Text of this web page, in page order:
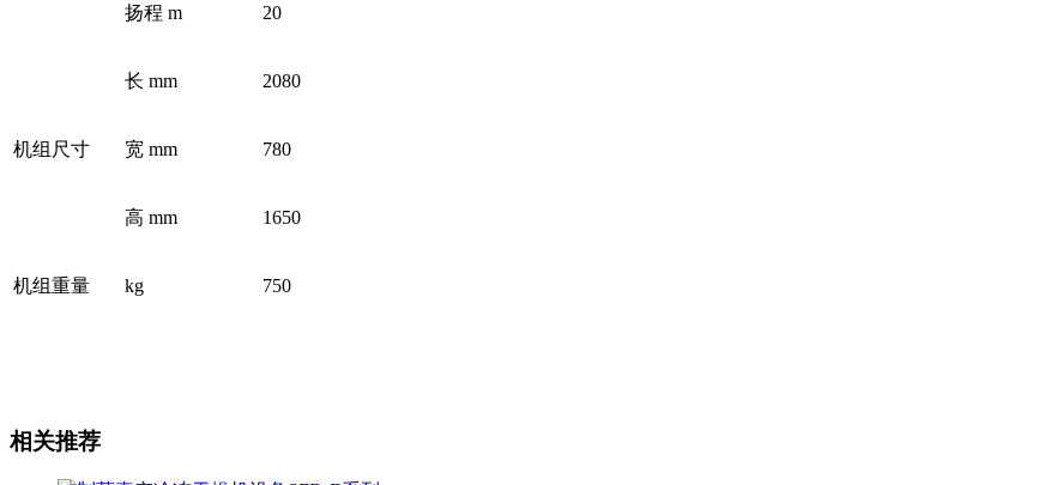
扬程 m 20
机组尺寸
长 mm 2080
宽 mm 780
高 mm 1650
机组重量 kg 750
相关推荐